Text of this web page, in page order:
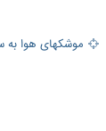
موشکهای هوا به